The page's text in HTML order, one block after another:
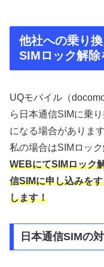
他社への乗り
SIMロック解除
UQモバイル（
ら日本通信SIMに乗り
になる場合があります
私の場合はSIMロック
WEBにてSIMロック
信SIMに申し込みを
します！
日本通信SIMの